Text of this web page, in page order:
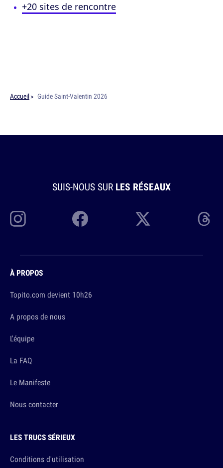
+20 sites de rencontre
Accueil Guide Saint-Valentin 2026
SUIS-NOUS SUR LES RÉSEAUX
À PROPOS
Topito.com devient 10h26
A propos de nous
L'équipe
La FAQ
Le Manifeste
Nous contacter
LES TRUCS SÉRIEUX
Conditions d'utilisation